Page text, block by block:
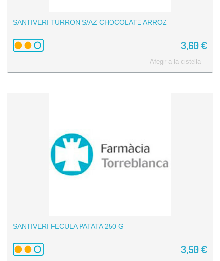
SANTIVERI TURRON S/AZ CHOCOLATE ARROZ
3,60 €
Afegir a la cistella
SANTIVERI FECULA PATATA 250 G
3,50 €